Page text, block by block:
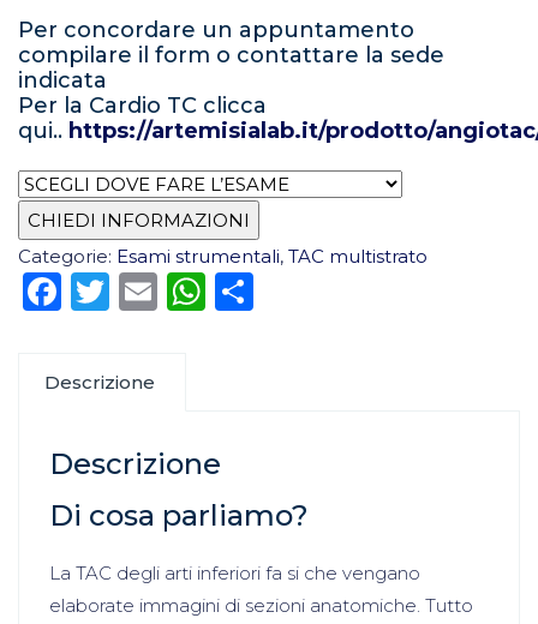
Per concordare un appuntamento
compilare il form o contattare la sede
indicata
Per la Cardio TC clicca
qui.. https://artemisialab.it/prodotto/
Categorie: Esami strumentali, TAC multistrato
Facebook
Twitter
EmailWhatsApp
Descrizione
Descrizione
Di cosa parliamo?
La TAC degli arti inferiori fa si che vengano
elaborate immagini di sezioni anatomiche. Tutto